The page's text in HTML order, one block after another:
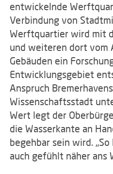
entwickelnde
Verbindung von
Werftquartier wird mit
und weiteren dort vom
Gebäuden ein
Entwicklungsgebiet
Anspruch
Wissenschaftsstadt
Wert legt der
die Wasserkante an
begehbar sein wird.
auch gefühlt näher ans